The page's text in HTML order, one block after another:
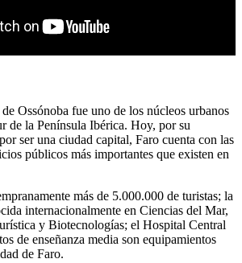
Ossónoba fue uno de los núcleos urbanos
de la Península Ibérica. Hoy, por su
ser una ciudad capital, Faro cuenta con las
públicos más importantes que existen en
más de 5.000.000 de turistas; la
internacionalmente en Ciencias del Mar,
y Biotecnologías; el Hospital Central
de enseñanza media son equipamientos
de Faro.